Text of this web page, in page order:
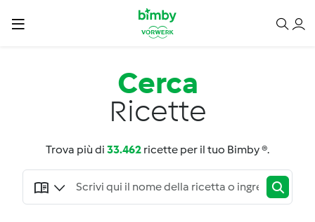
Cerca
Ricette
Trova più di 33.462 ricette per il tuo Bimby ®.